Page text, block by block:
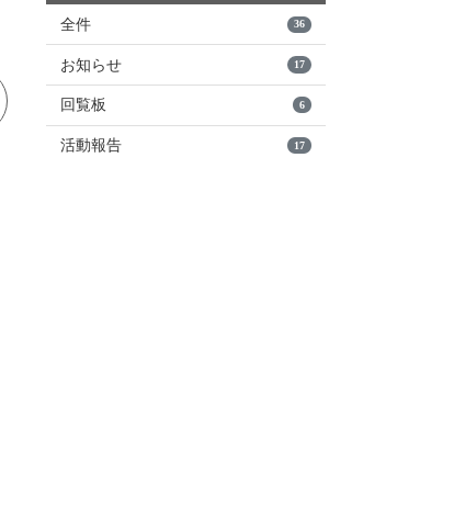
全件 36
お知らせ 17
回覧板 6
活動報告 17